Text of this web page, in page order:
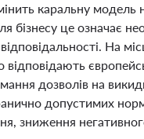
каральну модель
бізнесу це означає
На
дозволів на
допустимих
зниження